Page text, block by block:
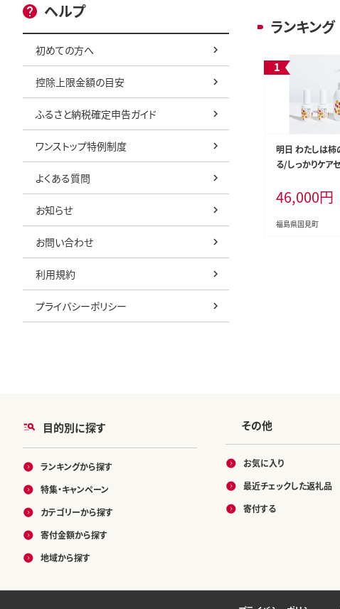
ヘルプ
初めての方へ
控除上限金額の目安
ふるさと納税確定申告ガイド
ワンストップ特例制度
よくある質問
お知らせ
お問い合わせ
利用規約
プライバシーポリシー
ランキング
明日 わたしは柿
る/しっかりケア
46,000円
福島県国見町
目的別に探す
ランキングから探す
特集・キャンペーン
カテゴリーから探す
寄付金額から探す
地域から探す
その他
お気に入り
最近チェックした返礼品
寄付する